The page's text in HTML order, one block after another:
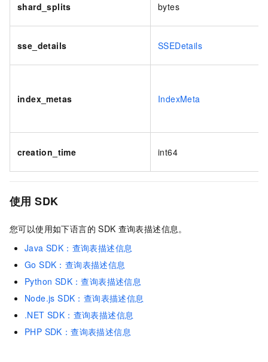
shard_splits bytes
sse_details SSEDetails
index_metas IndexMeta
creation_time int64
使用 SDK
您可以使用如下语言的 SDK 查询表描述信息。
Java SDK：查询表描述信息
Go SDK：查询表描述信息
Python SDK：查询表描述信息
Node.js SDK：查询表描述信息
.NET SDK：查询表描述信息
PHP SDK：查询表描述信息